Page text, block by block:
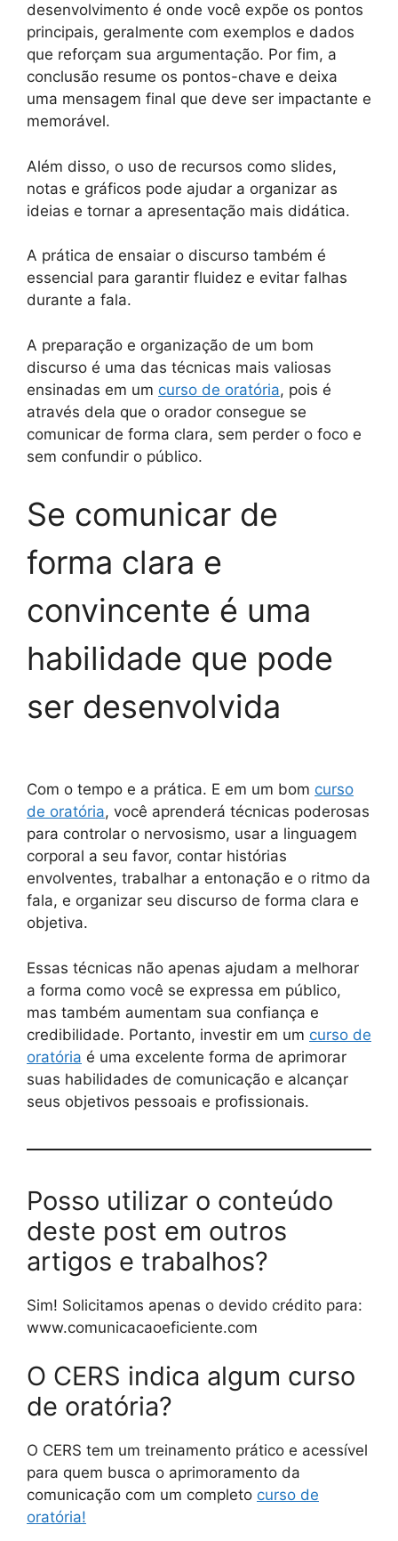
desenvolvimento é onde você expõe os pontos
principais, geralmente com exemplos e dados
que reforçam sua argumentação. Por fim, a
conclusão resume os pontos-chave e deixa
uma mensagem final que deve ser impactante e
memorável.
Além disso, o uso de recursos como slides,
notas e gráficos pode ajudar a organizar as
ideias e tornar a apresentação mais didática.
A prática de ensaiar o discurso também é
essencial para garantir fluidez e evitar falhas
durante a fala.
A preparação e organização de um bom
discurso é uma das técnicas mais valiosas
ensinadas em um curso de oratória, pois é
através dela que o orador consegue se
comunicar de forma clara, sem perder o foco e
sem confundir o público.
Se comunicar de
forma clara e
convincente é uma
habilidade que pode
ser desenvolvida
Com o tempo e a prática. E em um bom curso
de oratória, você aprenderá técnicas poderosas
para controlar o nervosismo, usar a linguagem
corporal a seu favor, contar histórias
envolventes, trabalhar a entonação e o ritmo da
fala, e organizar seu discurso de forma clara e
objetiva.
Essas técnicas não apenas ajudam a melhorar
a forma como você se expressa em público,
mas também aumentam sua confiança e
credibilidade. Portanto, investir em um curso de
oratória é uma excelente forma de aprimorar
suas habilidades de comunicação e alcançar
seus objetivos pessoais e profissionais.
Posso utilizar o conteúdo
deste post em outros
artigos e trabalhos?
Sim! Solicitamos apenas o devido crédito para:
www.comunicacaoeficiente.com
O CERS indica algum curso
de oratória?
O CERS tem um treinamento prático e acessível
para quem busca o aprimoramento da
comunicação com um completo curso de
oratória!